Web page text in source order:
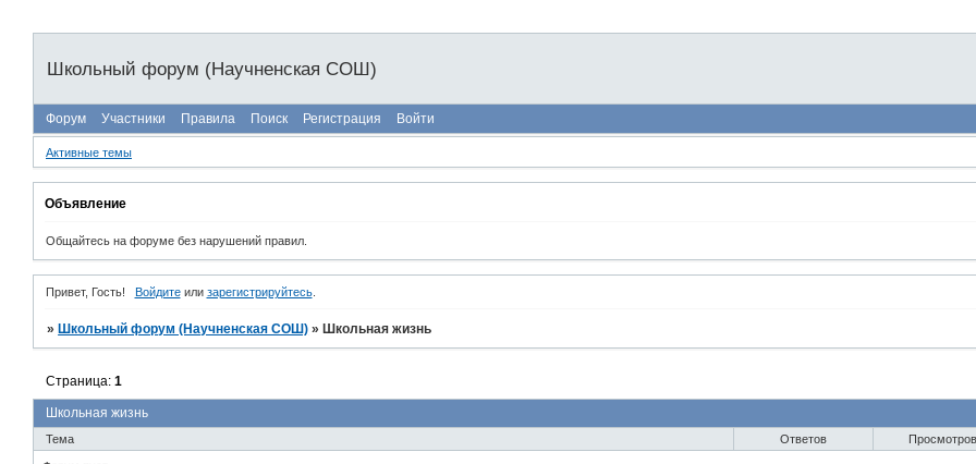
Школьный форум (Научненская СОШ)
Форум Участники Правила Поиск Регистрация Войти
Активные темы
Объявление
Общайтесь на форуме без нарушений правил.
Привет, Гость! Войдитеили зарегистрируйтесь.
» Школьный форум (Научненская СОШ) » Школьная жизнь
Школьная жизнь
Страница:1
Тема Ответов Просмотров